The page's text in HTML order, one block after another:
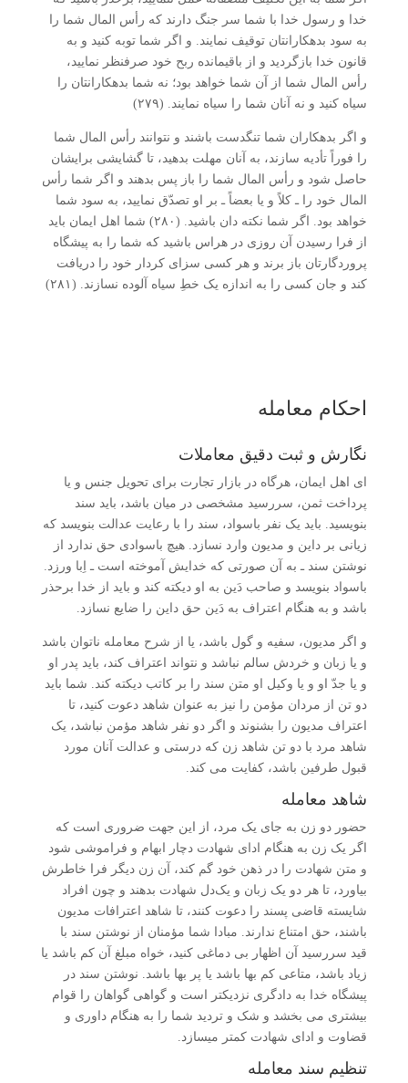
خدا و رسول خدا با شما سر جنگ دارند که رأس المال شما را
به سود بدهکارانتان توقیف نمایند. و اگر شما توبه کنید و به
قانون خدا بازگردید و از باقیمانده ربح خود صرف­نظر نمایید،
رأس المال شما از آن شما خواهد بود؛ نه شما بدهکارانتان را
سیاه کنید و نه آنان شما را سیاه نمایند. (۲۷۹)
و اگر بدهکاران شما تنگدست باشند و نتوانند رأس المال شما
را فوراً تأدیه سازند، به آنان مهلت بدهید، تا گشایشی برایشان
حاصل شود و رأس المال شما را باز پس بدهند و اگر شما رأس
المال خود را ـ کلاً و یا بعضاً ـ بر او تصدّق نمایید، به سود شما
خواهد بود. اگر شما نکته دان باشید. (۲۸۰) شما اهل ایمان باید
از فرا رسیدن آن روزی در هراس باشید که شما را به پیشگاه
پروردگارتان باز برند و هر کسی سزای کردار خود را دریافت
کند و جان کسی را به اندازه یک خطِ سیاه آلوده نسازند. (۲۸۱)
احکام معامله
نگارش و ثبت دقیق معاملات
ای اهل ایمان، هرگاه در بازار تجارت برای تحویل جنس و یا
پرداخت ثمن، سررسید مشخصی در میان باشد، باید سند
بنویسید. باید یک نفر باسواد، سند را با رعایت عدالت بنویسد که
زیانی بر داین و مدیون وارد نسازد. هیچ باسوادی حق ندارد از
نوشتن سند ـ به آن صورتی که خدایش آموخته است ـ اِبا ورزد.
باسواد بنویسد و صاحب دَین به او دیکته کند و باید از خدا برحذر
باشد و به هنگام اعتراف به دَین حق داین را ضایع نسازد.
و اگر مدیون، سفیه و گول باشد، یا از شرح معامله ناتوان باشد
و یا زبان و خردش سالم نباشد و نتواند اعتراف کند، باید پدر او
و یا جدّ او و یا وکیل او متن سند را بر کاتب دیکته کند. شما باید
دو تن از مردان مؤمن را نیز به عنوان شاهد دعوت کنید، تا
اعتراف مدیون را بشنوند و اگر دو نفر شاهد مؤمن نباشد، یک
شاهد مرد با دو تن شاهد زن که درستی و عدالت آنان مورد
قبول طرفین باشد، کفایت می­ کند.
شاهد معامله
حضور دو زن به جای یک مرد، از این جهت ضروری است که
اگر یک زن به هنگام ادای شهادت دچار ابهام و فراموشی شود
و متن شهادت را در ذهن خود گم کند، آن زن دیگر فرا خاطرش
بیاورد، تا هر دو یک زبان و یک‌دل شهادت بدهند و چون افراد
شایسته قاضی پسند را دعوت کنند، تا شاهد اعترافات مدیون
باشند، حق امتناع ندارند. مبادا شما مؤمنان از نوشتن سند با
قید سررسید آن اظهار بی دماغی کنید، خواه مبلغ آن کم باشد یا
زیاد باشد، متاعی کم بها باشد یا پر بها باشد. نوشتن سند در
پیشگاه خدا به دادگری نزدیک­تر است و گواهی گواهان را قوام
بیشتری می­ بخشد و شک و تردید شما را به هنگام داوری و
قضاوت و ادای شهادت کمتر می­سازد.
تنظیم سند معامله